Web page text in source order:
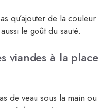
qu’ajouter de la couleur
le goût du sauté.
viandes à la place
de veau sous la main ou